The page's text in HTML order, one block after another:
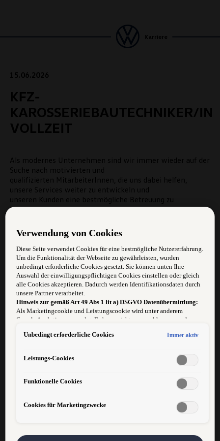
Karriere
15.06.2026
KFZ-
KAROSSERIEBAUTECHNIKER/IN
VOLLZEIT
Als modernes Unternehmen sind wir immer wieder auf der
Suche nach motivierten und
qualifizierten MitarbeiterInnen, die uns dabei helfen,
unsere Services weiter zu entwickeln und
unseren Kunden eine bestmögliche Betreuung zu
ermöglichen. Wir bieten nicht nur
berufliche Perspektiven.
Unsere Erfolgsquelle: Hervorragende Produkte, absolute
Kundenorientierung und hohe
Leistungsbereitschaft.
Zur Verstärkung unseres Teams, suchen wir eine(n)
KFZ-
VOLLZEIT
Ihre Aufgaben:
Verwendung von Cookies
Diese Seite verwendet Cookies für eine bestmögliche Nutzererfahrung.
Um die Funktionalität der Webseite zu gewährleisten, wurden
unbedingt erforderliche Cookies gesetzt. Sie können unten Ihre
Auswahl der einwilligungspflichtigen Cookies einstellen oder gleich
alle Cookies akzeptieren. Dadurch werden Identifikationsdaten durch
unsere Partner verarbeitet.
Hinweis zur gemäß Art 49 Abs 1 lit a) DSGVO Datenübermittlung:
Als Marketingcookie und Leistungscookie wird unter anderem
Google Analytics verwendet. Es kann nicht ausgeschlossen werden,
in die USA (insbesondere dort an die Google LLC) weitergibt. In den
gleichwertiges Datenschutzniveau und es fehlt an einem
Angemessenheitsbeschluss der Europäischen Kommission. Hieraus
Betroffener in den USA nicht wirksam durchsetzen können, in den
ausgeschlossen werden kann, dass aufgrund aktueller Gesetze US-
Sicherheitsbehörden einen Zugriff auf Daten erlangen können, wobei
Cookies für Marketingzwecke oder Leistungscookies auch für US-
Unbedingt erforderliche Cookies Immer aktiv
Leistungs-Cookies
Funktionelle Cookies
Cookies für Marketingzwecke